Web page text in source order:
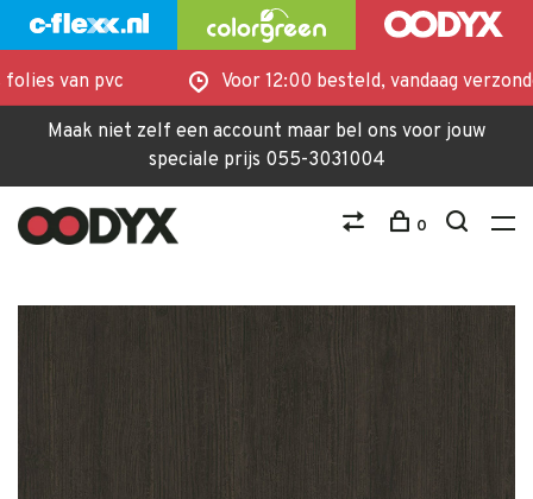
van pvc Voor 12:00 besteld, vandaag verzonden
Maak niet zelf een account maar bel ons voor jouw
speciale prijs 055-3031004
0